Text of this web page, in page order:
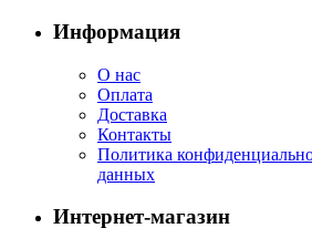
Информация
О нас
Оплата
Доставка
Контакты
Политика
данных
Интернет-магазин